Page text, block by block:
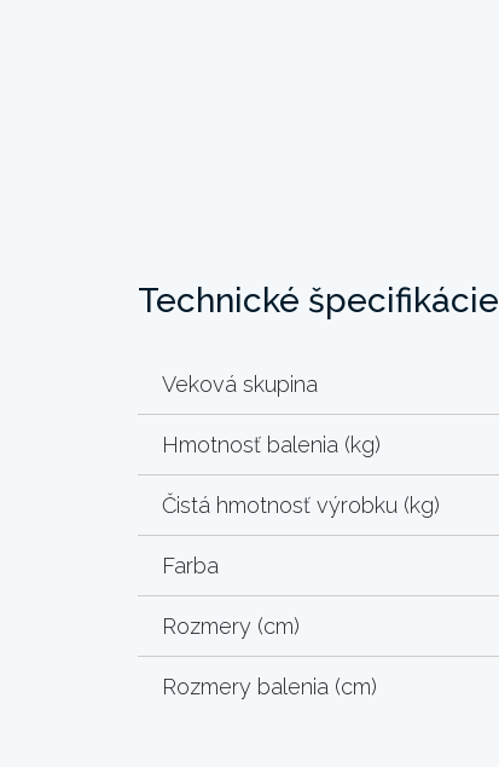
Technické špecifikácie
Veková skupina
Hmotnosť balenia (kg)
Čistá hmotnosť výrobku (kg)
Farba
Rozmery (cm)
Rozmery balenia (cm)